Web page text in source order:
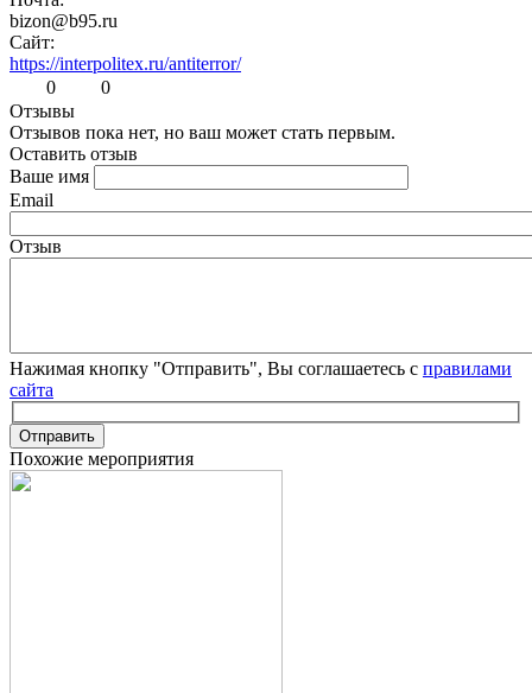
bizon@b95.ru
Сайт:
https://interpolitex.ru/antiterror/
0
0
Отзывы
Отзывов пока нет, но ваш может стать первым.
Оставить отзыв
Ваше имя
Email
Отзыв
Нажимая кнопку "Отправить", Вы соглашаетесь с правилами
сайта
Отправить
Похожие мероприятия